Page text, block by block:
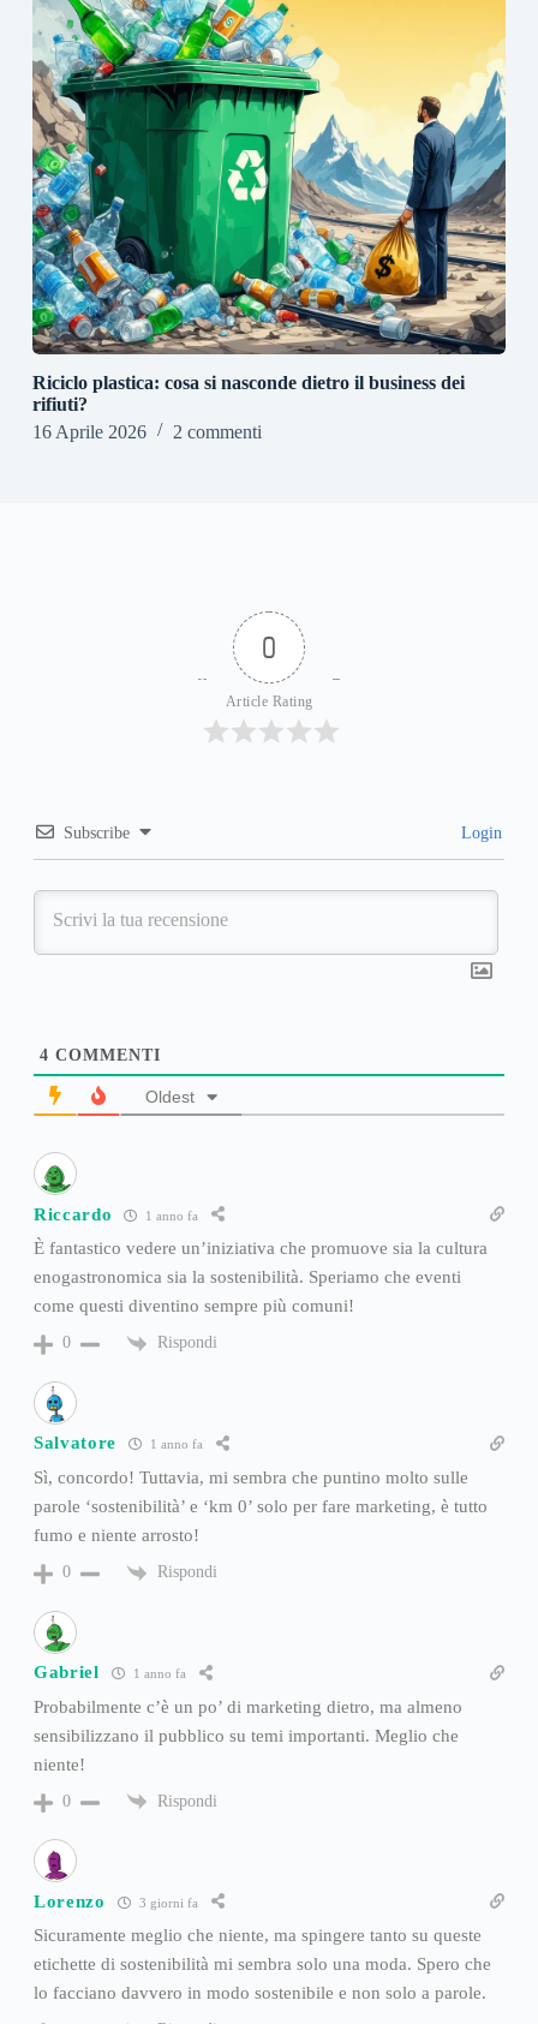
Riciclo plastica: cosa si nasconde dietro il business dei
rifiuti?
16 Aprile 2026
2 commenti
0
Article Rating
Subscribe Login
4 COMMENTI
Oldest
Riccardo 1 anno fa
È fantastico vedere un’iniziativa che promuove sia la cultura
enogastronomica sia la sostenibilità. Speriamo che eventi
come questi diventino sempre più comuni!
0 Rispondi
Salvatore 1 anno fa
Sì, concordo! Tuttavia, mi sembra che puntino molto sulle
parole ‘sostenibilità’ e ‘km 0’ solo per fare marketing, è tutto
fumo e niente arrosto!
0 Rispondi
Gabriel 1 anno fa
Probabilmente c’è un po’ di marketing dietro, ma almeno
sensibilizzano il pubblico su temi importanti. Meglio che
niente!
0 Rispondi
Lorenzo 3 giorni fa
Sicuramente meglio che niente, ma spingere tanto su queste
etichette di sostenibilità mi sembra solo una moda. Spero che
lo facciano davvero in modo sostenibile e non solo a parole.